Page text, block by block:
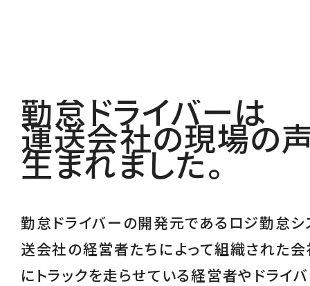
勤怠ドライバーは
運送会社の現場の
生まれました。
勤怠ドライバーの開発元であるロジ勤怠シ
送会社の経営者たちによって組織された
にトラックを走らせている経営者やドライ